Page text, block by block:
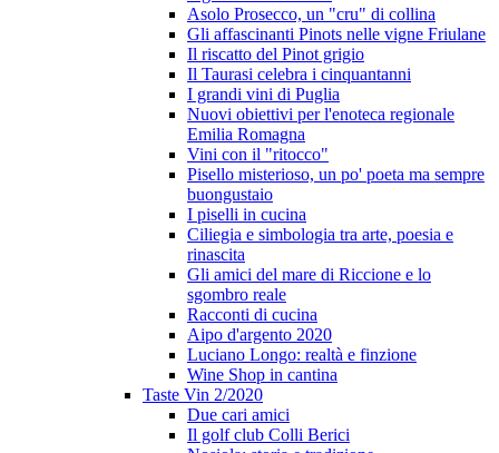
Asolo Prosecco, un "cru" di collina
Gli affascinanti Pinots nelle vigne Friulane
Il riscatto del Pinot grigio
Il Taurasi celebra i cinquantanni
I grandi vini di Puglia
Nuovi obiettivi per l'enoteca regionale
Emilia Romagna
Vini con il "ritocco"
Pisello misterioso, un po' poeta ma sempre
buongustaio
I piselli in cucina
Ciliegia e simbologia tra arte, poesia e
rinascita
Gli amici del mare di Riccione e lo
sgombro reale
Racconti di cucina
Aipo d'argento 2020
Luciano Longo: realtà e finzione
Wine Shop in cantina
Taste Vin 2/2020
Due cari amici
Il golf club Colli Berici